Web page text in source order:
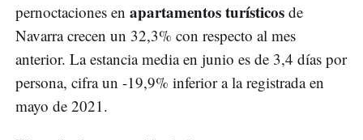
pernoctaciones en apartamentos turísticos de
Navarra crecen un 32,3% con respecto al mes
anterior. La estancia media en junio es de 3,4 días por
persona, cifra un -19,9% inferior a la registrada en
mayo de 2021.